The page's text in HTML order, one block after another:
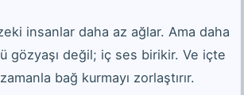
insanlar daha az ağlar. Ama daha
gözyaşı değil; iç ses birikir. Ve içte
bağ kurmayı zorlaştırır.